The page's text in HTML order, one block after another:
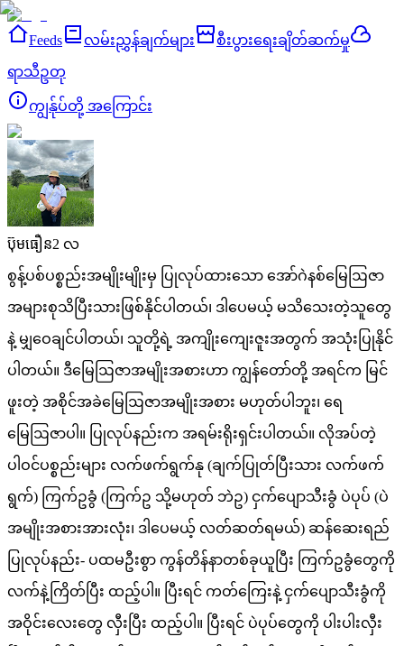
Feeds လမ်းညွှန်ချက်များ စီးပွားရေးချိတ်ဆက်မှု
ရာသီဥတု
ကျွန်ုပ်တို့ အကြောင်း
ប៊ុមធឿន2 လ
စွန့်ပစ်ပစ္စည်းအမျိုးမျိုးမှ ပြုလုပ်ထားသော အော်ဂဲနစ်မြေဩဇာ
အများစုသိပြီးသားဖြစ်နိုင်ပါတယ်၊ ဒါပေမယ့် မသိသေးတဲ့သူတွေ
နဲ့ မျှဝေချင်ပါတယ်၊ သူတို့ရဲ့ အကျိုးကျေးဇူးအတွက် အသုံးပြုနိုင်
ပါတယ်။ ဒီမြေဩဇာအမျိုးအစားဟာ ကျွန်တော်တို့ အရင်က မြင်
ဖူးတဲ့ အစိုင်အခဲမြေဩဇာအမျိုးအစား မဟုတ်ပါဘူး၊ ရေ
မြေဩဇာပါ။ ပြုလုပ်နည်းက အရမ်းရိုးရှင်းပါတယ်။ လိုအပ်တဲ့
ပါဝင်ပစ္စည်းများ လက်ဖက်ရွက်နု (ချက်ပြုတ်ပြီးသား လက်ဖက်
ရွက်) ကြက်ဥခွံ (ကြက်ဥ သို့မဟုတ် ဘဲဥ) ငှက်ပျောသီးခွံ ပဲပုပ် (ပဲ
အမျိုးအစားအားလုံး၊ ဒါပေမယ့် လတ်ဆတ်ရမယ်) ဆန်ဆေးရည်
ပြုလုပ်နည်း- ပထမဦးစွာ ကွန်တိန်နာတစ်ခုယူပြီး ကြက်ဥခွံတွေကို
လက်နဲ့ကြိတ်ပြီး ထည့်ပါ။ ပြီးရင် ကတ်ကြေးနဲ့ ငှက်ပျောသီးခွံကို
အဝိုင်းလေးတွေ လှီးပြီး ထည့်ပါ။ ပြီးရင် ပဲပုပ်တွေကို ပါးပါးလှီး